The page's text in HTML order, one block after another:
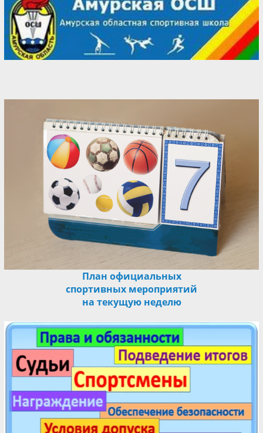
План официальных
спортивных мероприятий
на текущую неделю